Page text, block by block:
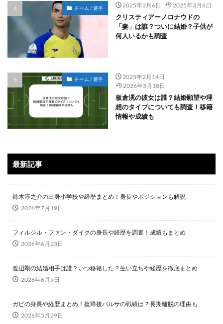
チーム / 選手 2025年3月6日 2025年3月6日
クリスティアーノロナウドの
「妻」は誰？ついに結婚？子供が
何人いるかも調査
チーム / 選手
2025年2月14日
2026年3月18日
板倉滉の彼女は誰？結婚願望や理
想のタイプについても調査！移籍
情報や成績も
最新記事
鈴木淳之介の出身小学校や経歴まとめ！身長やポジションも解説
2026年7月19日
フィルジル・ファン・ダイクの身長や経歴を調査！成績もまとめ
2026年6月23日
渡辺剛の結婚相手は誰？いつ移籍した？生い立ちや経歴を徹底まとめ
2026年6月9日
ガビの身長や経歴まとめ！復帰後バルサの戦績は？長期離脱の理由も
2026年5月29日